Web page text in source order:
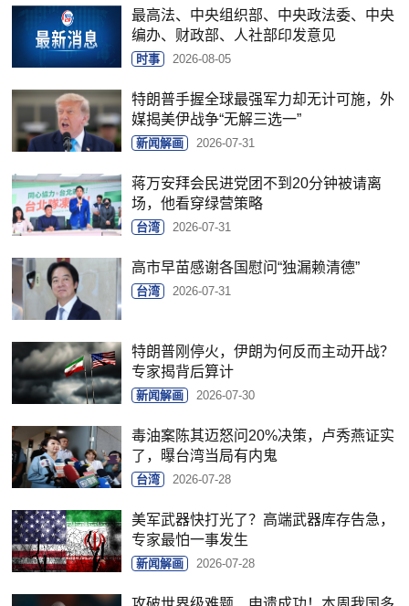
最高法、中央组织部、中央政法委、中央
编办、财政部、人社部印发意见
时事 2026-08-05
特朗普手握全球最强军力却无计可施，外
媒揭美伊战争“无解三选一”
新闻解画 2026-07-31
蒋万安拜会民进党团不到20分钟被请离
场，他看穿绿营策略
台湾 2026-07-31
高市早苗感谢各国慰问“独漏赖清德”
台湾 2026-07-31
特朗普刚停火，伊朗为何反而主动开战？
专家揭背后算计
新闻解画 2026-07-30
毒油案陈其迈怒问20%决策，卢秀燕证实
了，曝台湾当局有内鬼
台湾 2026-07-28
美军武器快打光了？高端武器库存告急，
专家最怕一事发生
新闻解画 2026-07-28